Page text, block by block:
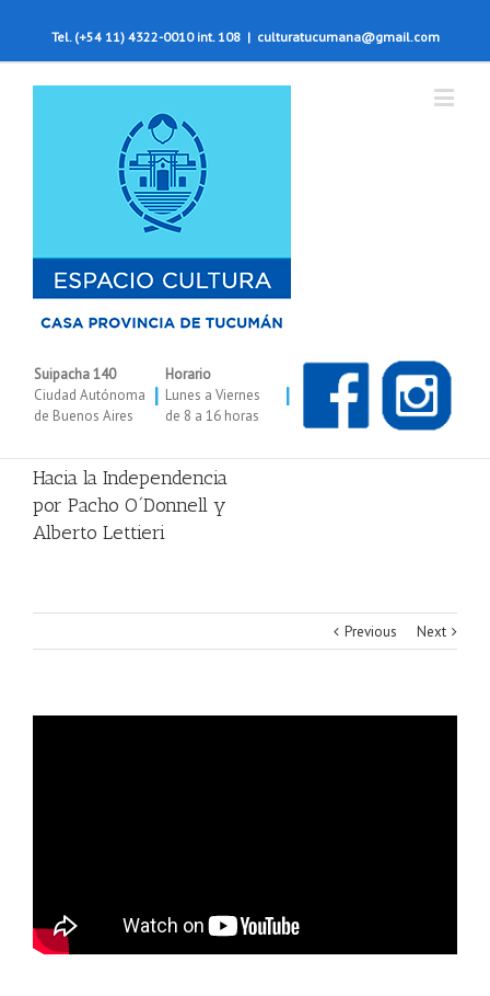
Tel. (+54 11) 4322-0010 int. 108 | culturatucumana@gmail.com
Suipacha 140
Ciudad Autónoma
de Buenos Aires
|
Horario
Lunes a Viernes
de 8 a 16 horas
|
Hacia la Independencia
por Pacho O´Donnell y
Alberto Lettieri
Previous Next